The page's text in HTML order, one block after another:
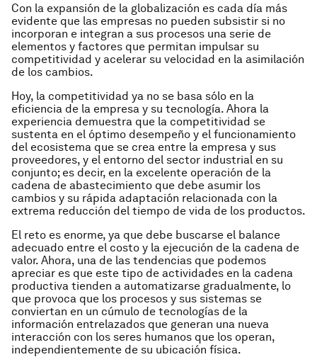
Con la expansión de la globalización es cada día más
evidente que las empresas no pueden subsistir si no
incorporan e integran a sus procesos una serie de
elementos y factores que permitan impulsar su
competitividad y acelerar su velocidad en la asimilación
de los cambios.
Hoy, la competitividad ya no se basa sólo en la
eficiencia de la empresa y su tecnología. Ahora la
experiencia demuestra que la competitividad se
sustenta en el óptimo desempeño y el funcionamiento
del ecosistema que se crea entre la empresa y sus
proveedores, y el entorno del sector industrial en su
conjunto; es decir, en la excelente operación de la
cadena de abastecimiento que debe asumir los
cambios y su rápida adaptación relacionada con la
extrema reducción del tiempo de vida de los productos.
El reto es enorme, ya que debe buscarse el balance
adecuado entre el costo y la ejecución de la cadena de
valor. Ahora, una de las tendencias que podemos
apreciar es que este tipo de actividades en la cadena
productiva tienden a automatizarse gradualmente, lo
que provoca que los procesos y sus sistemas se
conviertan en un cúmulo de tecnologías de la
información entrelazados que generan una nueva
interacción con los seres humanos que los operan,
independientemente de su ubicación física.